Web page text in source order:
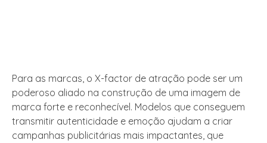
Para as marcas, o X-factor de atração pode ser um
poderoso aliado na construção de uma imagem de
marca forte e reconhecível. Modelos que conseguem
transmitir autenticidade e emoção ajudam a criar
campanhas publicitárias mais impactantes, que